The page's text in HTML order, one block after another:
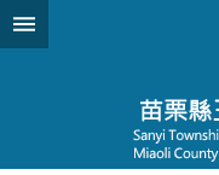
跳到主要內容區塊